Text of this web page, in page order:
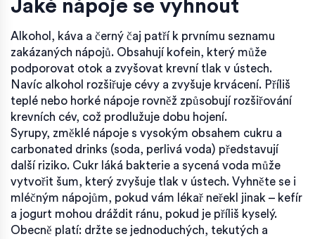
Jaké nápoje se vyhnout
Alkohol, káva a černý čaj patří k prvnímu seznamu
zakázaných nápojů. Obsahují kofein, který může
podporovat otok a zvyšovat krevní tlak v ústech.
Navíc alkohol rozšiřuje cévy a zvyšuje krvácení. Příliš
teplé nebo horké nápoje rovněž způsobují rozšiřování
krevních cév, což prodlužuje dobu hojení.
Syrupy, změklé nápoje s vysokým obsahem cukru a
carbonated drinks (soda, perlivá voda) představují
další riziko. Cukr láká bakterie a sycená voda může
vytvořit šum, který zvyšuje tlak v ústech. Vyhněte se i
mléčným nápojům, pokud vám lékař neřekl jinak – kefír
a jogurt mohou dráždit ránu, pokud je příliš kyselý.
Obecně platí: držte se jednoduchých, tekutých a